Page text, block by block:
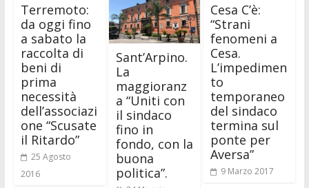
Terremoto:
da oggi fino
a sabato la
raccolta di
beni di
prima
necessità
dell’associazi
one “Scusate
il Ritardo”
25 Agosto
2016
Sant’Arpino.
La
maggioranz
a “Uniti con
il sindaco
fino in
fondo, con la
buona
politica”.
Cesa C’è:
“Strani
fenomeni a
Cesa.
L’impedimen
to
temporaneo
del sindaco
termina sul
ponte per
Aversa”
9 Marzo 2017